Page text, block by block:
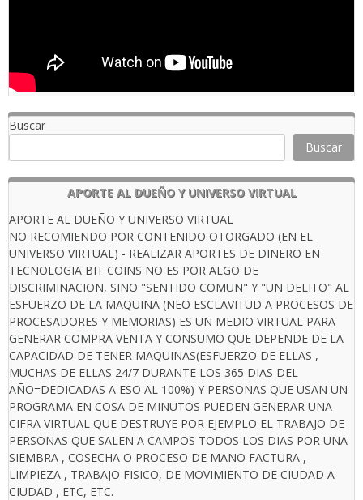
Buscar
Buscar
APORTE AL DUEÑO Y UNIVERSO VIRTUAL
APORTE AL DUEÑO Y UNIVERSO VIRTUAL
NO RECOMIENDO POR CONTENIDO OTORGADO (EN EL
UNIVERSO VIRTUAL) - REALIZAR APORTES DE DINERO EN
TECNOLOGIA BIT COINS NO ES POR ALGO DE
DISCRIMINACION, SINO "SENTIDO COMUN" Y "UN DELITO" AL
ESFUERZO DE LA MAQUINA (NEO ESCLAVITUD A PROCESOS DE
PROCESADORES Y MEMORIAS) ES UN MEDIO VIRTUAL PARA
GENERAR COMPRA VENTA Y CONSUMO QUE DEPENDE DE LA
CAPACIDAD DE TENER MAQUINAS(ESFUERZO DE ELLAS ,
MUCHAS DE ELLAS 24/7 DURANTE LOS 365 DIAS DEL
AÑO=DEDICADAS A ESO AL 100%) Y PERSONAS QUE USAN UN
PROGRAMA EN COSA DE MINUTOS PUEDEN GENERAR UNA
CIFRA VIRTUAL QUE DESTRUYE POR EJEMPLO EL TRABAJO DE
PERSONAS QUE SALEN A CAMPOS TODOS LOS DIAS POR UNA
SIEMBRA , COSECHA O PROCESO DE MANO FACTURA ,
LIMPIEZA , TRABAJO FISICO, DE MOVIMIENTO DE CIUDAD A
CIUDAD , ETC, ETC.